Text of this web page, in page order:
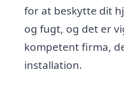
for at beskytte dit
og fugt, og det er
kompetent firma,
installation.